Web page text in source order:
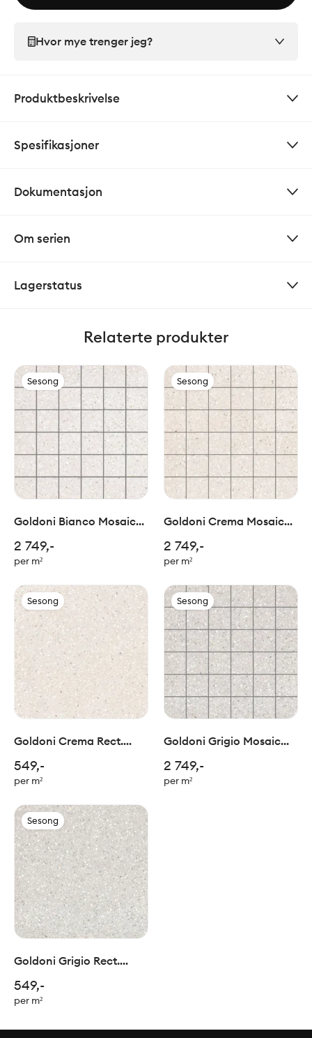
Hvor mye trenger jeg?
Produktbeskrivelse
Spesifikasjoner
Dokumentasjon
Om serien
Lagerstatus
Relaterte produkter
Sesong
Goldoni Bianco Mosaic
2 749,-
per m²
Sesong
Goldoni Crema Mosaic
2 749,-
per m²
Sesong
Goldoni Crema Rect.
549,-
per m²
Sesong
Goldoni Grigio Mosaic
2 749,-
per m²
Sesong
Goldoni Grigio Rect.
549,-
per m²